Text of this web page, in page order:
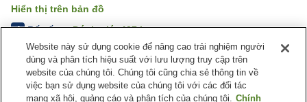
Hiển thị trên bản đồ
4 Rất tốt Đánh giá:427lượt
Tiện nghi chỗ nghỉ
Bãi đỗ xe
Quầy izakaya
Website này sử dụng cookie để nâng cao trải nghiệm người
dùng và phân tích hiệu suất với lưu lượng truy cập trên
website của chúng tôi. Chúng tôi cũng chia sẻ thông tin về
việc bạn sử dụng website của chúng tôi với các đối tác
mạng xã hội, quảng cáo và phân tích của chúng tôi. Chính